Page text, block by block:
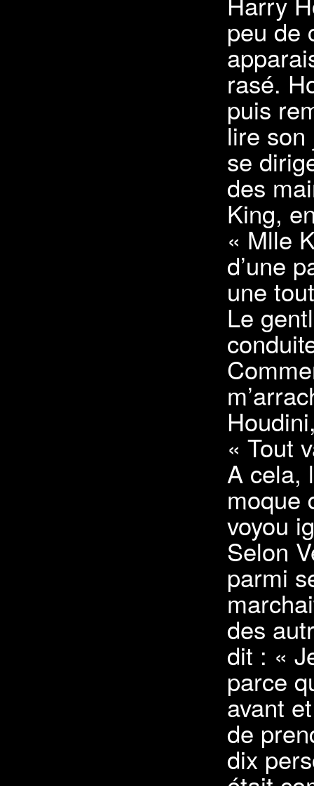
peu de
rasé.
puis
lire
se
des
King,
« Mlle
d’une
une
Le
« Tout
A cela,
moque
voyou
Selon
parmi
des
dit : «
parce
avant
de
dix